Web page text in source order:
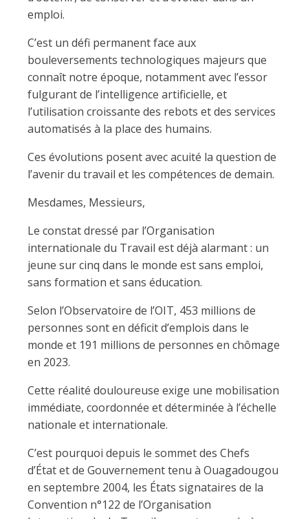
emploi.
C’est un défi permanent face aux
bouleversements technologiques majeurs que
connaît notre époque, notamment avec l’essor
fulgurant de l’intelligence artificielle, et
l’utilisation croissante des rebots et des services
automatisés à la place des humains.
Ces évolutions posent avec acuité la question de
l’avenir du travail et les compétences de demain.
Mesdames, Messieurs,
Le constat dressé par l’Organisation
internationale du Travail est déjà alarmant : un
jeune sur cinq dans le monde est sans emploi,
sans formation et sans éducation.
Selon l’Observatoire de l’OIT, 453 millions de
personnes sont en déficit d’emplois dans le
monde et 191 millions de personnes en chômage
en 2023.
Cette réalité douloureuse exige une mobilisation
immédiate, coordonnée et déterminée à l’échelle
nationale et internationale.
C’est pourquoi depuis le sommet des Chefs
d’État et de Gouvernement tenu à Ouagadougou
en septembre 2004, les États signataires de la
Convention n°122 de l’Organisation